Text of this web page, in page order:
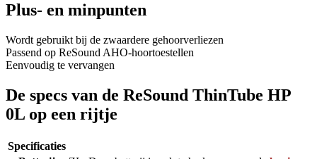
Plus- en minpunten
Wordt gebruikt bij de zwaardere gehoorverliezen
Passend op ReSound AHO-hoortoestellen
Eenvoudig te vervangen
De specs van de ReSound ThinTube HP
0L op een rijtje
Specificaties